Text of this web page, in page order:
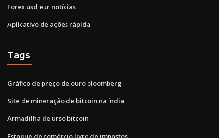
Forex usd eur notícias
Aplicativo de ações rápida
Tags
Gráfico de preço de ouro bloomberg
Site de mineração de bitcoin na índia
Armadilha de urso bitcoin
Estoque de comércio livre de impostos